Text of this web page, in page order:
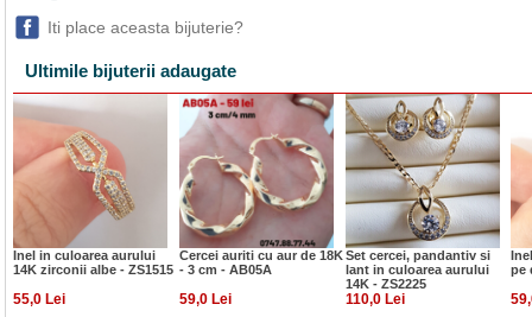
Iti place aceasta bijuterie?
Ultimile bijuterii adaugate
Inel in culoarea aurului
14K zirconii albe - ZS1515
Cercei auriti cu aur de 18K
- 3 cm - AB05A
Set cercei, pandantiv si
lant in culoarea aurului
14K - ZS2225
pe
55,0 Lei 59,0 Lei 110,0 Lei